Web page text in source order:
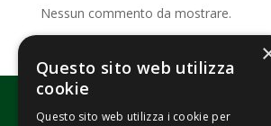
Nessun commento da mostrare.
Questo sito web utilizza
cookie
Questo sito web utilizza i cookie per